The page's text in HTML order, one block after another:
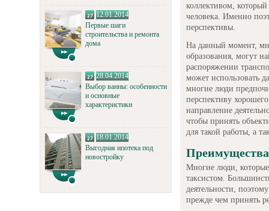
12.01.2014
Первые шаги
строительства и ремонта
дома
28.04.2014
Выбор ванны: особенности
и основные
характеристики
18.01.2014
Выгодная ипотека под
новостройку
коллективом, который
человека. Именно
перспективы.
На данный момент,
образования, могут
распоряжении
может использовать
многие люди
перспективу
направление
чтобы принять
для такой работы, а
Многие люди,
таксистом.
деятельности,
прежде чем принять